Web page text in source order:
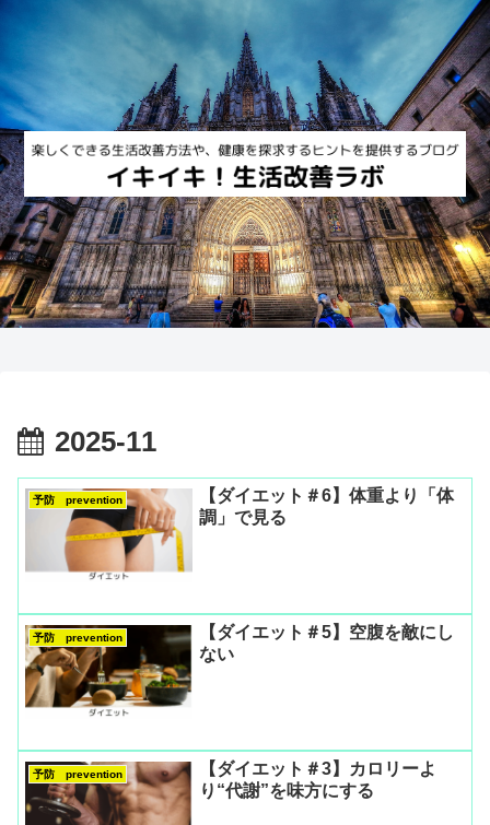
2025-11
予防 prevention
【ダイエット＃6】体重より「体
調」で見る
予防 prevention
【ダイエット＃5】空腹を敵にし
ない
予防 prevention
【ダイエット＃3】カロリーよ
り“代謝”を味方にする